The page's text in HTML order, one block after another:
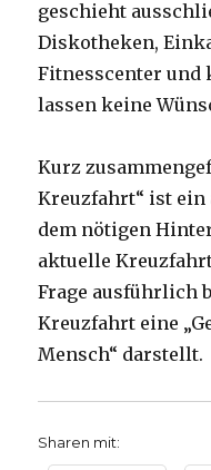
geschieht
Diskotheken,
Fitnesscenter und
lassen keine
Kurz
Kreuzfahrt“ ist ein
dem nötigen
aktuelle
Frage ausführlich
Kreuzfahrt eine
Mensch“ darstellt.
Sharen mit: